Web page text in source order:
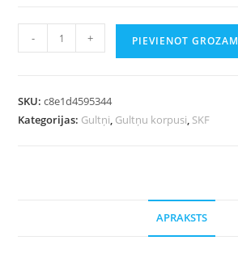
- + PIEVIENOT GROZAM
SKU:c8e1d4595344
Kategorijas: Gultņi, Gultņu korpusi, SKF
APRAKSTS